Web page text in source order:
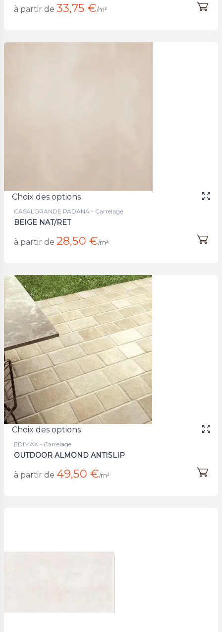
à partir de 33,75 €/m²
Choix des options
CASALGRANDE PADANA - Carrelage
BEIGE NAT/RET
à partir de 28,50 €/m²
Choix des options
EDIMAX - Carrelage
OUTDOOR ALMOND ANTISLIP
à partir de 49,50 €/m²